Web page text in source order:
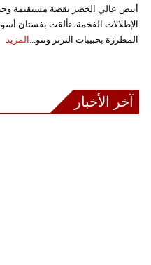
أبيض عالي الخصر بقصة مستقيمة
الإطلالات الفخمة، تألقت بفستان
المطرزة بحبيبات الترتر وتنو... المزيد
آخر الأخبار